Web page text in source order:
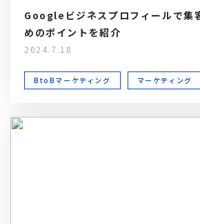
Googleビジネスプロフィールで集
めのポイントを紹介
2024.7.18
BtoBマーケティング マーケティング